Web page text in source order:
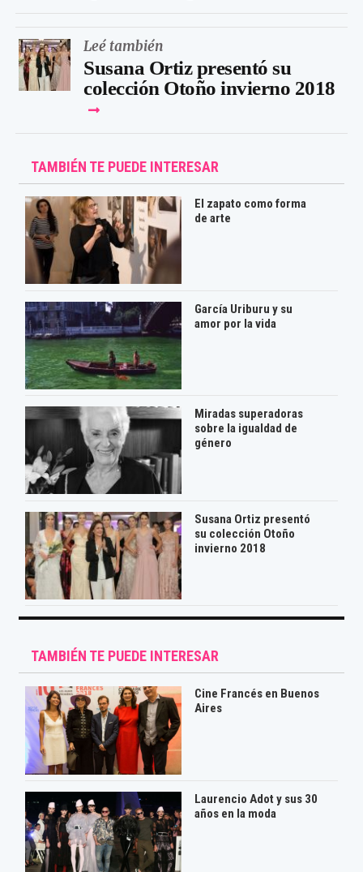
Leé también
Susana Ortiz presentó su
colección Otoño invierno 2018
TAMBIÉN TE PUEDE INTERESAR
El zapato como forma
de arte
García Uriburu y su
amor por la vida
Miradas superadoras
sobre la igualdad de
género
Susana Ortiz presentó
su colección Otoño
invierno 2018
TAMBIÉN TE PUEDE INTERESAR
Cine Francés en Buenos
Aires
Laurencio Adot y sus 30
años en la moda